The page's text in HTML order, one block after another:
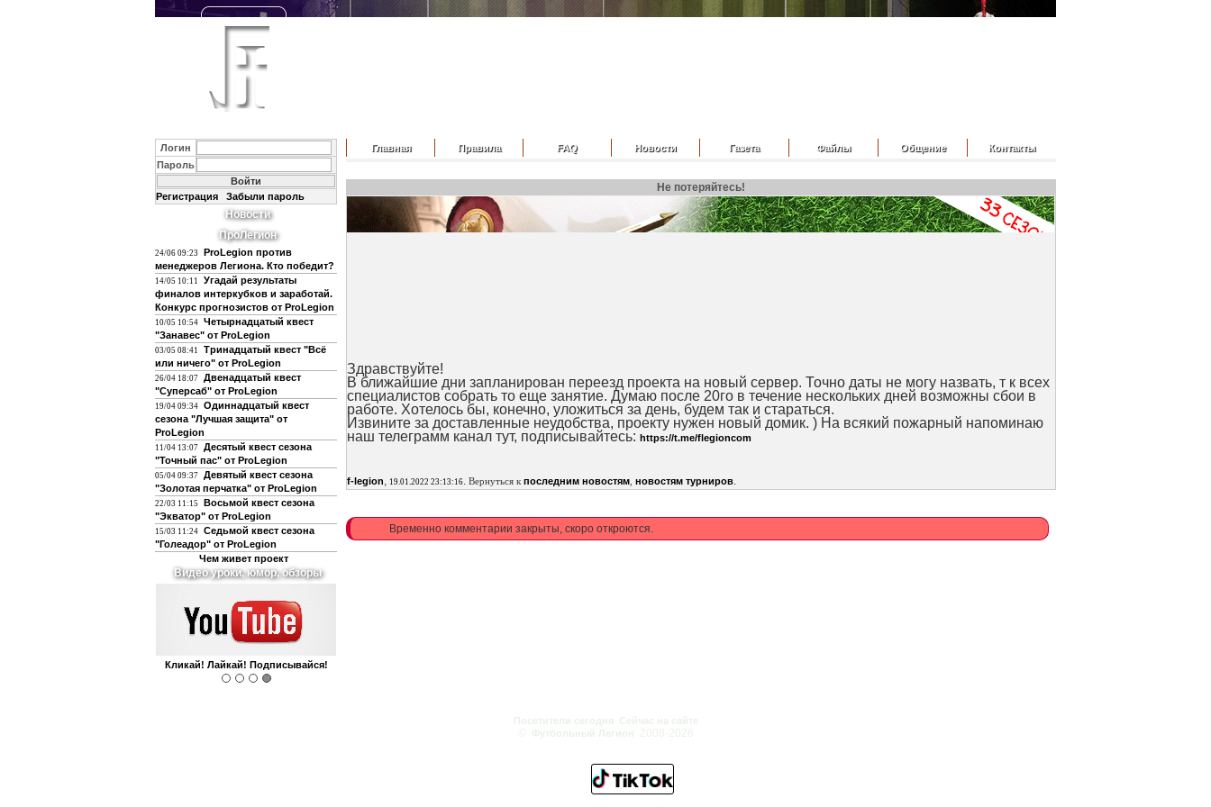
Логин
Пароль
Регистрация Забыли пароль
Новости
ПроЛегион
24/06 09:23
ProLegion против
менеджеров Легиона. Кто победит?
14/05 10:11
Угадай результаты
финалов интеркубков и заработай.
Конкурс прогнозистов от ProLegion
10/05 10:54 Четырнадцатый квест
"Занавес" от ProLegion
03/05 08:41
Тринадцатый квест "Всё
или ничего" от ProLegion
26/04 18:07 Двенадцатый квест
"Суперсаб" от ProLegion
19/04 09:34 Одиннадцатый квест
сезона "Лучшая защита" от
ProLegion
11/04 13:07 Десятый квест сезона
"Точный пас" от ProLegion
05/04 09:37 Девятый квест сезона
"Золотая перчатка" от ProLegion
22/03 11:15
Восьмой квест сезона
"Экватор" от ProLegion
15/03 11:24 Седьмой квест сезона
"Голеадор" от ProLegion
Чем живет проект
О футболе и не только
Интегрирован с чатом форума!
Главная Правила FAQ Новости Газета Файлы Общение Контакты
Не потеряйтесь!
Здравствуйте!
В ближайшие дни запланирован переезд проекта на новый сервер. Точно даты не могу назвать, т к всех
специалистов собрать то еще занятие. Думаю после 20го в течение нескольких дней возможны сбои в
работе. Хотелось бы, конечно, уложиться за день, будем так и стараться.
Извините за доставленные неудобства, проекту нужен новый домик. ) На всякий пожарный напоминаю
наш телеграмм канал тут, подписывайтесь: https://t.me/flegioncom
f-legion, 19.01.2022 23:13:16. Вернуться к последним новостям новостям турниров.
Временно комментарии закрыты, скоро откроются.